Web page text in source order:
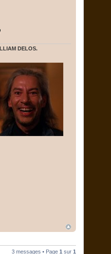
DELOS.
3 messages • Page 1 sur 1